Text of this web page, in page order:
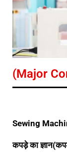
(Major
Sewing
कपड़े का